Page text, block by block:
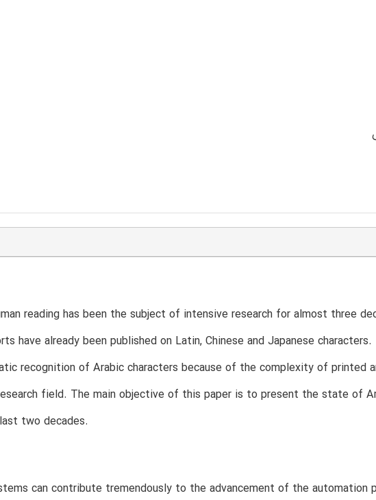
reading has been the subject of intensive research for almost three
have already been published on Latin, Chinese and Japanese
recognition of Arabic characters because of the complexity of printed
field. The main objective of this paper is to present the state of
two decades.
can contribute tremendously to the advancement of the automation